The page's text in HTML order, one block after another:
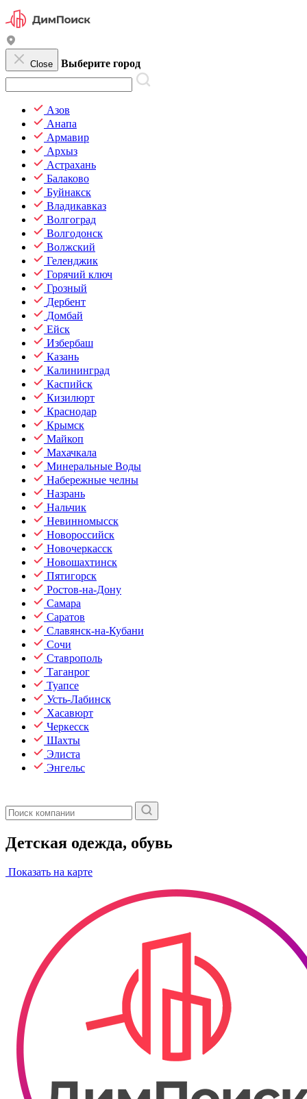
Close Выберите город
Азов
Анапа
Армавир
Архыз
Астрахань
Балаково
Буйнакск
Владикавказ
Волгоград
Волгодонск
Волжский
Геленджик
Горячий ключ
Грозный
Дербент
Домбай
Ейск
Избербаш
Казань
Калининград
Каспийск
Кизилюрт
Краснодар
Крымск
Майкоп
Махачкала
Минеральные Воды
Набережные челны
Назрань
Нальчик
Невинномысск
Новороссийск
Новочеркасск
Новошахтинск
Пятигорск
Ростов-на-Дону
Самара
Саратов
Славянск-на-Кубани
Сочи
Ставрополь
Таганрог
Туапсе
Усть-Лабинск
Хасавюрт
Черкесск
Шахты
Элиста
Энгельс
Детская одежда, обувь
Показать на карте